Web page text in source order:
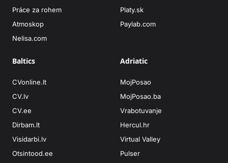
Práce za rohem
Atmoskop
Nelisa.com
Platy.sk
Paylab.com
Baltics
CVonline.lt
CV.lv
CV.ee
Dirbam.lt
Visidarbi.lv
Otsintood.ee
Adriatic
MojPosao
MojPosao.ba
Vrabotuvanje
Hercul.hr
Virtual Valley
Pulser